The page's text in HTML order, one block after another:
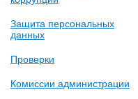
Защита персональных
данных
Проверки
Комиссии администрации